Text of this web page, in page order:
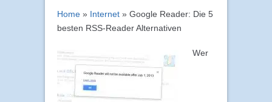
Home » Internet » Google Reader: Die 5
besten RSS-Reader Alternativen
Wer